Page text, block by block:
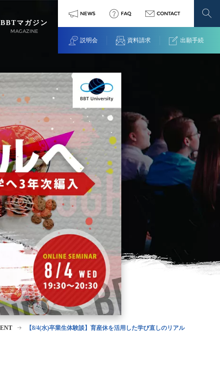
BBTマガジン
MAGAZINE
NEWS FAQ CONTACT
説明会 資料請求 出願手続
【8/4(水)卒業生体験談】育産休を活用した学び直しのリアル